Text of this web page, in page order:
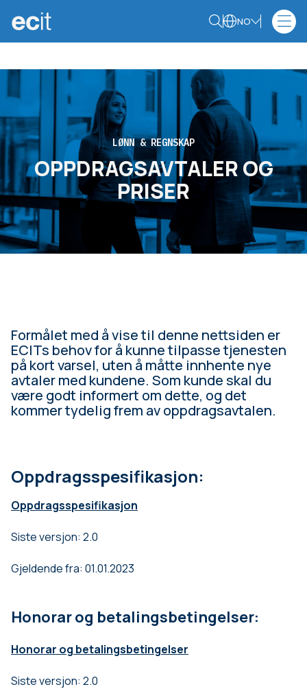
NO
LØNN & REGNSKAP
OPPDRAGSAVTALER OG
PRISER
Formålet med å vise til denne nettsiden er
ECITs behov for å kunne tilpasse tjenesten
på kort varsel, uten å måtte innhente nye
avtaler med kundene. Som kunde skal du
være godt informert om dette, og det
kommer tydelig frem av oppdragsavtalen.
Oppdragsspesifikasjon:
Oppdragsspesifikasjon
Siste versjon: 2.0
Gjeldende fra: 01.01.2023
Honorar og betalingsbetingelser:
Honorar og betalingsbetingelser
Siste versjon: 2.0